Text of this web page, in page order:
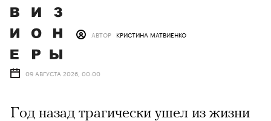
АВТОР КРИСТИНА МАТВИЕНКО
09 АВГУСТА 2026, 00:00
Год назад трагически ушел из жизни